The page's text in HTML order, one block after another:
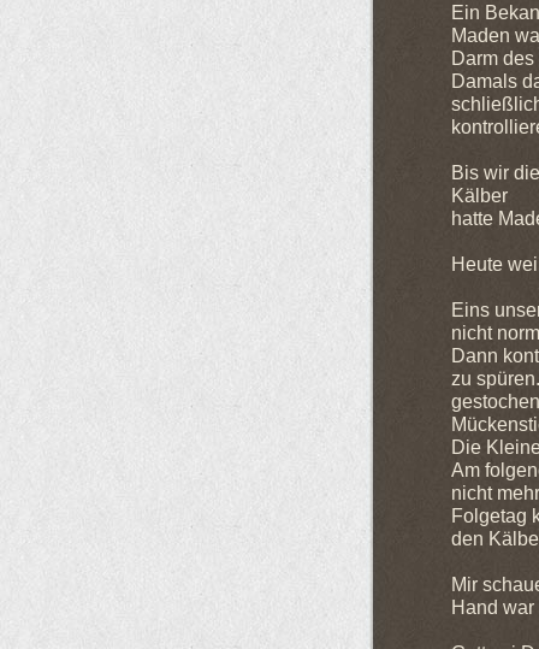
Ein
Maden
Darm
Damals
Bis wir
Kälber
hatte
Heute
Eins
nicht
Dann
zu
Die
Am
nicht
Folgetag
den
Mir
Hand